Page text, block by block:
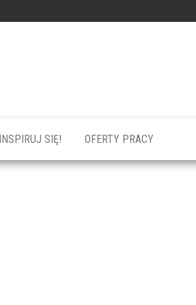
SIĘ! OFERTY PRACY